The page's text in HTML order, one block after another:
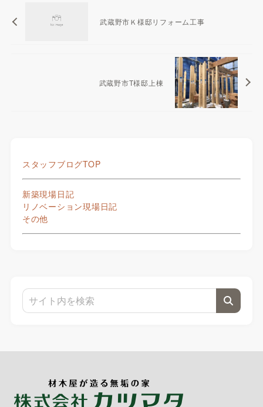
武蔵野市Ｋ様邸リフォーム工事
武蔵野市T様邸上棟
スタッフブログTOP
新築現場日記
リノベーション現場日記
その他